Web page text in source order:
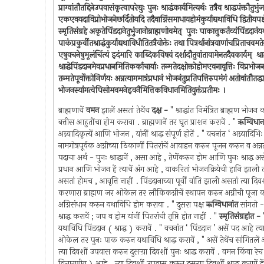
प्राग्वांतौतद्दिनेउपवासंकृत्वापरेद्युः पुनः श्राद्धंकार्यमित्यर्थः तत्रैव
एकएवयदाविप्रोभोजनेछर्दितोयदि तदैवाग्निंसमाधायहोमंकुर्याद्यथाविधि
स्मृतिसंग्रहे अकृतेपिंडदानेतुभुंजानोब्राह्मणोवमेत् ‍ पुनः
पाकंप्रकुर्वीतश्राद्धंकुर्याद्यथाविधीतितत्रैवोक्तेः तथा
एषुवचनेषुमूलंचिंत्यं इदंमारि काब्दिकविषयं दर्शादौतुवांतावामेनतदैवकार्यम्
श्राद्धेपिंडदानमेवप्रधानमितिकर्काचार्याः तन्मतेदक्षोक्तोहोमएवनावृत्तिः
तन्मतेपूर्वोक्तोनिर्णयः अन्नत्यागमात्रंप्रधानं भोजनंतुप्रतिपत्तिरुपमंगं
भोजनस्यांगत्वेपिसोमवमनेइवनैमित्तिकविधानमितियुक्तंप्रतीमः ।
ब्राह्मणाचेंवमनझालें असतां तेथेंचदक्ष -" श्राद्धांत निमंत्रित ब्राह्मण
बत्तीस आहुतींचा होम करावा . ब्राह्मणानें तर घृत प्राशन करावें . "
अग्न्यादिकृत्यें आणि भोजन , यांनीं श्राद्ध संपूर्ण होतें . " वचनांत ‘
नामगोत्रपूर्वक अग्नीच्या ठिकाणीं पितरांचें आवाहन करुन पूजन करुन व
पदाचा अर्थ - पुनः श्राद्धानें , असा आहे , तेणेंकरुन होम आणि पुनः श्राद्ध
प्रधान आणि भोजन हें त्याचें अंग आहे , याकरितां भोजनक्रियेची हानि झाली तरी
असतां होमच , आवृत्ति नाहीं . पिंडदानाच्या पूर्वीं वांति झाली असतां त्या
करणारा ब्राह्मण जर ओकेल तर लौकिकग्नीचें स्थापन करुन अग्नीची
अग्निसंधान करुन यथाविधि होम करावा . " दुसरा पक्षऋग्विधानांतसांगतो -
श्राद्ध करावें ; जप व होम यांनीं पितरांची तृप्ति होत नाहीं . "स्मृतिसंग्रहांत -
यथाविधि पिंडदान ( श्राद्ध ) करावें . " वचनांत ‘ पिंडदान ’ असें पद आहे
ओकेल तर पुनः पाक करुन यथाविधि श्राद्ध करावें , " असें तेथेंच सांगितलें
त्या दिवशीं उपवास करुन दुसर्‍य़ा दिवशीं पुनः श्राद्ध करावें . वमन किंवा